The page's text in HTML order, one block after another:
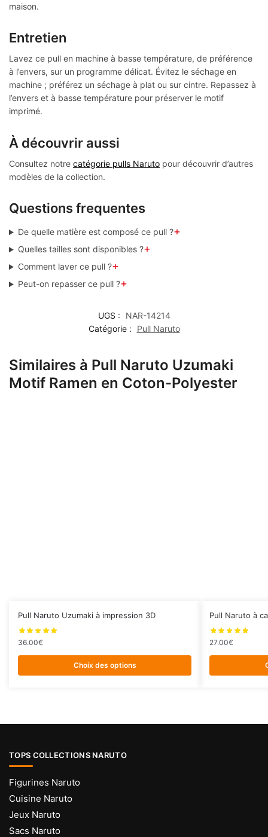
maison.
Entretien
Lavez ce pull en machine à basse température, de préférence
à l’envers, sur un programme délicat. Évitez le séchage en
machine ; préférez un séchage à plat ou sur cintre. Repassez à
l’envers et à basse température pour préserver le motif
imprimé.
À découvrir aussi
Consultez notre catégorie pulls Naruto pour découvrir d’autres
modèles de la collection.
Questions frequentes
De quelle matière est composé ce pull ?+
Quelles tailles sont disponibles ?+
Comment laver ce pull ?+
Peut-on repasser ce pull ?+
UGS :
NAR-14214
Catégorie :
Pull Naruto
Similaires à Pull Naruto Uzumaki
Motif Ramen en Coton-Polyester
Pull Naruto Uzumaki à impression 3D
36.00€
Choix des options
Ce
produit
a
plusieurs
variations.
sur
page
du
produit
Pull Naruto à
27.00€
Ce
produit
a
plusieurs
variations.
TOPS COLLECTIONS NARUTO
Figurines Naruto
Cuisine Naruto
Jeux Naruto
Sacs Naruto